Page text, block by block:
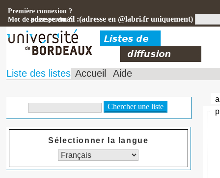
adresse email :(adresse en @labri.fr uniquement)
Première connexion ?
Mot de passe perdu ?
Liste des listes Accueil Aide
Sélectionner la langue
a
p